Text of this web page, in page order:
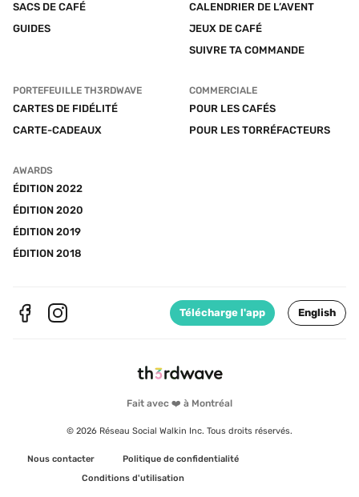
Fait avec ❤️ à Montréal
© 2026 Réseau Social Walkin Inc. Tous droits réservés.
Nous contacter
Politique de confidentialité
Conditions d'utilisation
SACS DE CAFÉ
GUIDES
CALENDRIER DE L’AVENT
JEUX DE CAFÉ
SUIVRE TA COMMANDE
PORTEFEUILLE TH3RDWAVE
CARTES DE FIDÉLITÉ
CARTE-CADEAUX
COMMERCIALE
POUR LES CAFÉS
POUR LES TORRÉFACTEURS
AWARDS
ÉDITION 2022
ÉDITION 2020
ÉDITION 2019
ÉDITION 2018
Télécharge l'app English